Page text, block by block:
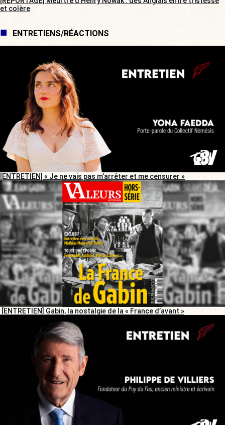
et colère
ENTRETIENS/RÉACTIONS
[ENTRETIEN] « Je ne vais pas m’arrêter et me censurer »
[ENTRETIEN] Gabin, la nostalgie de la « France d’avant »